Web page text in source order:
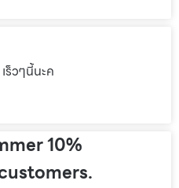
ร็วๆนี้นะค
10%